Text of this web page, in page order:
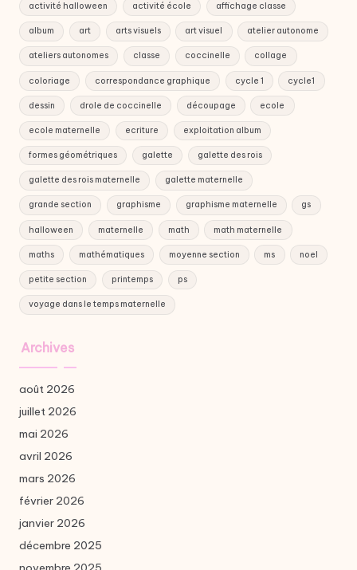
activité halloween activité école affichage classe
album art arts visuels art visuel atelier autonome
ateliers autonomes classe coccinelle collage
coloriage correspondance graphique cycle 1 cycle1
dessin drole de coccinelle découpage ecole
ecole maternelle ecriture exploitation album
formes géométriques galette galette des rois
galette des rois maternelle galette maternelle
grande section graphisme graphisme maternelle gs
halloween maternelle math math maternelle
maths mathématiques moyenne section ms noel
petite section printemps ps
voyage dans le temps maternelle
Archives
août 2026
juillet 2026
mai 2026
avril 2026
mars 2026
février 2026
janvier 2026
décembre 2025